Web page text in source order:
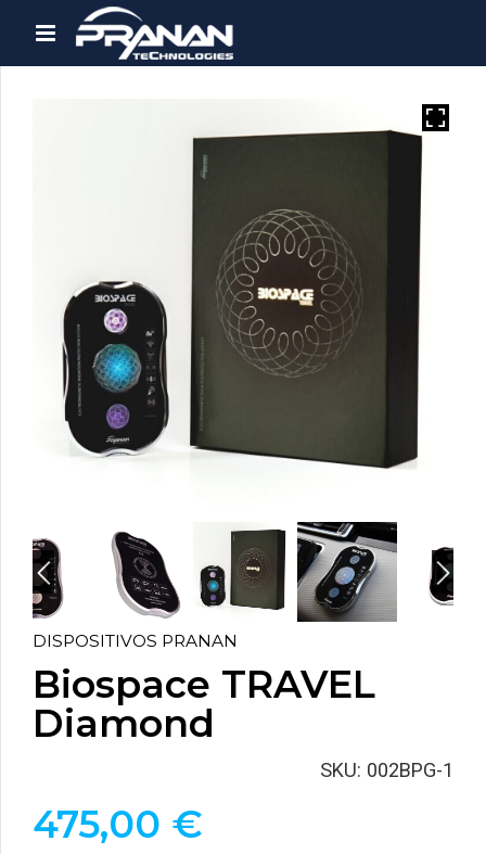
DISPOSITIVOS PRANAN
Biospace TRAVEL
Diamond
SKU: 002BPG-1
475,00 €